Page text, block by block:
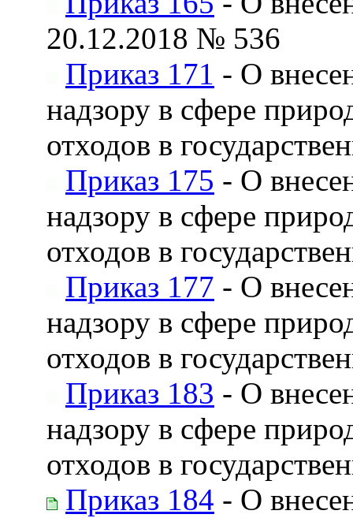
20.12.2018 № 536
Приказ 171 - О
надзору в сфере
отходов в
Приказ 175 - О
надзору в сфере
отходов в
Приказ 177 - О
надзору в сфере
отходов в
Приказ 183 - О
надзору в сфере
отходов в
Приказ 184 - О